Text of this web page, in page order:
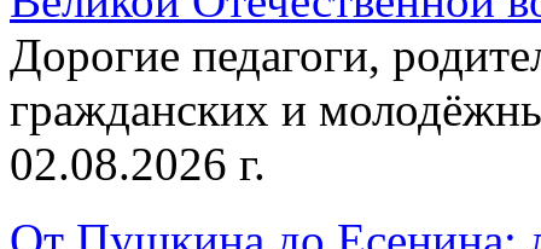
Дорогие педагоги,
гражданских и
02.08.2026 г.